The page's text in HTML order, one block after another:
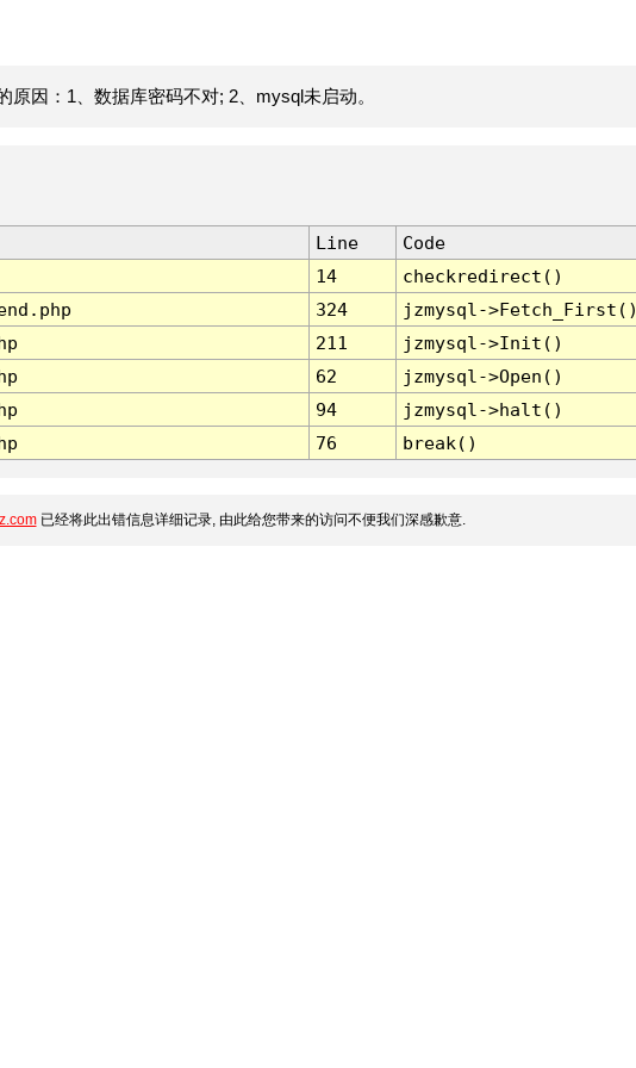
因：1、数据库密码不对; 2、mysql未启动。
Line
Code
14
checkredirect()
324
jzmysql-
211
jzmysql->Init()
62
jzmysql->Open()
94
jzmysql->halt()
76 break()
已经将此出错信息详细记录, 由此给您带来的访问不便我们深感歉意.